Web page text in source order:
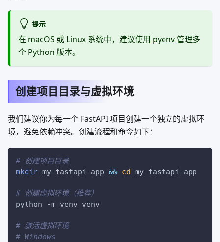
提示
在 macOS 或 Linux 系统中，建议使用 pyenv 管理多
个 Python 版本。
创建项目目录与虚拟环境
我们建议你为每一个 FastAPI 项目创建一个独立的虚拟环
境，避免依赖冲突。创建流程和命令如下：
# 创建项目目录
mkdir my-fastapi-app && cd my-fastapi-app
# 创建虚拟环境（推荐）
python
-m venv venv
# 激活虚拟环境
# Windows